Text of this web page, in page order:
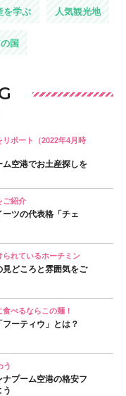
を学ぶ 人気観光地
国
ポート（2022年4月時
空港でお土産探しを
ご紹介
ツの代表格「チェ
られているホーチミン
どころと雰囲気をご
べるならこの麺！
ーティウ」とは？
う
プーム空港の格安フ
う